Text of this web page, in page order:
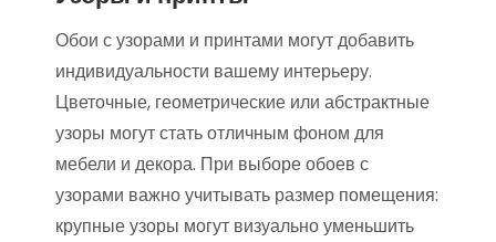
Обои с узорами и принтами могут добавить
индивидуальности вашему интерьеру.
Цветочные, геометрические или абстрактные
узоры могут стать отличным фоном для
мебели и декора. При выборе обоев с
узорами важно учитывать размер помещения:
крупные узоры могут визуально уменьшить